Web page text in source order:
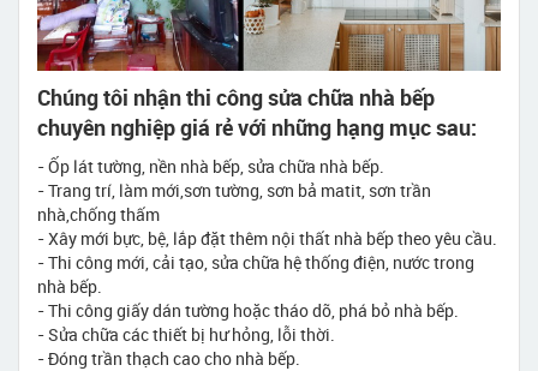
Chúng tôi nhận thi công sửa chữa nhà bếp
chuyên nghiệp giá rẻ với những hạng mục sau:
- Ốp lát tường, nền nhà bếp, sửa chữa nhà bếp.
- Trang trí, làm mới,sơn tường, sơn bả matit, sơn trần
nhà,chống thấm
- Xây mới bực, bệ, lắp đặt thêm nội thất nhà bếp theo yêu cầu.
- Thi công mới, cải tạo, sửa chữa hệ thống điện, nước trong
nhà bếp.
- Thi công giấy dán tường hoặc tháo dỡ, phá bỏ nhà bếp.
- Sửa chữa các thiết bị hư hỏng, lỗi thời.
- Đóng trần thạch cao cho nhà bếp.